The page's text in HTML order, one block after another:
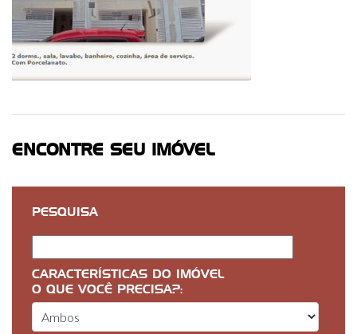
ENCONTRE SEU IMÓVEL
PESQUISA
CARACTERÍSTICAS DO IMÓVEL
O QUE VOCÊ PRECISA?: